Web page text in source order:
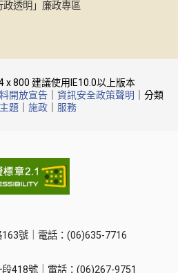
政透明」廉政專區
x 800 建議使用IE10.0以上版本
開放宣告 資訊安全政策聲明
｜分類
主題 施政 服務
號｜電話：(06)635-7716
418號｜電話：(06)267-9751